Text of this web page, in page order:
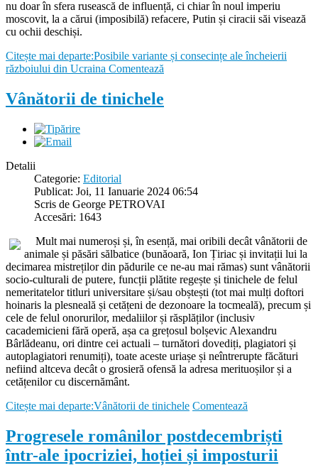
nu doar în sfera rusească de influență, ci chiar în noul imperiu
moscovit, la a cărui (imposibilă) refacere, Putin și ciracii săi visează
cu ochii deschiși.
Citește mai departe:Posibile variante și consecințe ale încheierii
războiului din Ucraina Comentează
Vânătorii de tinichele
Detalii
Categorie: Editorial
Publicat: Joi, 11 Ianuarie 2024 06:54
Scris de George PETROVAI
Accesări: 1643
Mult mai numeroși și, în esență, mai oribili decât vânătorii de
animale și păsări sălbatice (bunăoară, Ion Țiriac și invitații lui la
decimarea mistreților din pădurile ce ne-au mai rămas) sunt vânătorii
socio-culturali de putere, funcții plătite regește și tinichele de felul
nemeritatelor titluri universitare și/sau obștești (tot mai mulți doftori
hoinaris la plesneală și cetățeni de dezonoare la tocmeală), precum și
cele de felul onorurilor, medaliilor și răsplăților (inclusiv
cacademicieni fără operă, așa ca grețosul bolșevic Alexandru
Bârlădeanu, ori dintre cei actuali – turnători dovediți, plagiatori și
autoplagiatori renumiți), toate aceste uriașe și neîntrerupte făcături
nefiind altceva decât o grosieră ofensă la adresa merituoșilor și a
cetățenilor cu discernământ.
Citește mai departe:Vânătorii de tinichele Comentează
Progresele românilor postdecembriști
într-ale ipocriziei, hoției și imposturii